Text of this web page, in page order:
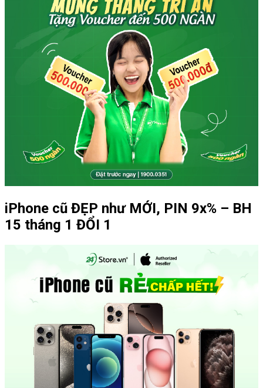
iPhone cũ ĐẸP như MỚI, PIN 9x% – BH
15 tháng 1 ĐỔI 1